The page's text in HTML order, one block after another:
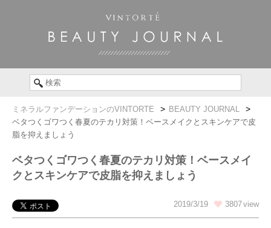
ミネラルファンデーションのVINTORTE
BEAUTY JOURNAL
ベタつくゴワつく春夏のテカリ対策！ベースメイクとスキンケアで皮
脂を抑えましょう
ベタつくゴワつく春夏のテカリ対策！ベースメイ
クとスキンケアで皮脂を抑えましょう
2019/3/19 3807